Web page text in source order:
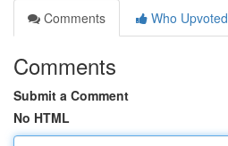
Comments
Who Upvoted
Comments
Submit a Comment
No HTML